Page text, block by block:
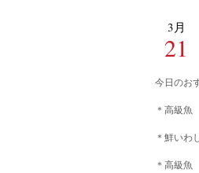
3月
21
今日のお
＊高級
＊鮮いわ
＊高級